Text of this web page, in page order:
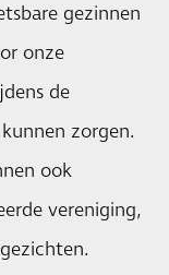
gezinnen
onze
de
zorgen.
ook
vereniging,